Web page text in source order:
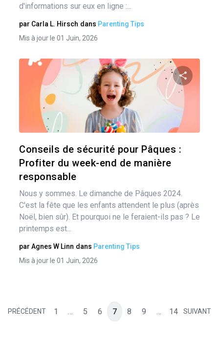
d'informations sur eux en ligne :...
par Carla L. Hirsch dans Parenting Tips
Mis à jour le 01 Juin, 2026
Conseils de sécurité pour Pâques :
Profiter du week-end de manière
responsable
Nous y sommes. Le dimanche de Pâques 2024.
C'est la fête que les enfants attendent le plus (après
Noël, bien sûr). Et pourquoi ne le feraient-ils pas ? Le
printemps est...
par Agnes W Linn dans Parenting Tips
Mis à jour le 01 Juin, 2026
PRÉCÉDENT 1 … 5 6 7 8 9 … 14 SUIVANT